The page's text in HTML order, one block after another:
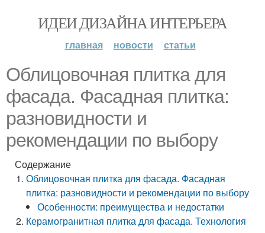
ИДЕИ ДИЗАЙНА ИНТЕРЬЕРА
главная новости статьи
Облицовочная плитка для
фасада. Фасадная плитка:
разновидности и
рекомендации по выбору
Содержание
Облицовочная плитка для фасада. Фасадная
плитка: разновидности и рекомендации по выбору
Особенности: преимущества и недостатки
Керамогранитная плитка для фасада. Технология